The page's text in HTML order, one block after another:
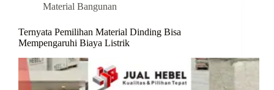
Material Bangunan
Ternyata Pemilihan Material Dinding Bisa
Mempengaruhi Biaya Listrik